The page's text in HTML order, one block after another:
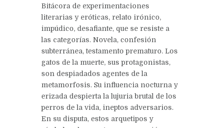
Bitácora de experimentaciones
literarias y eróticas, relato irónico,
impúdico, desafiante, que se resiste a
las categorías. Novela, confesión
subterránea, testamento prematuro. Los
gatos de la muerte, sus protagonistas,
son despiadados agentes de la
metamorfosis. Su influencia nocturna y
erizada despierta la lujuria brutal de los
perros de la vida, ineptos adversarios.
En su disputa, estos arquetipos y